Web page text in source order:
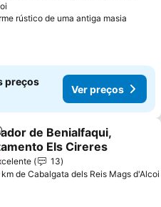
rústico de uma antiga masia
preços
Ver preços
aos favoritos
de Benialfaqui,
Els Cireres
13
km de Cabalgata dels Reis Mags d'Alcoi